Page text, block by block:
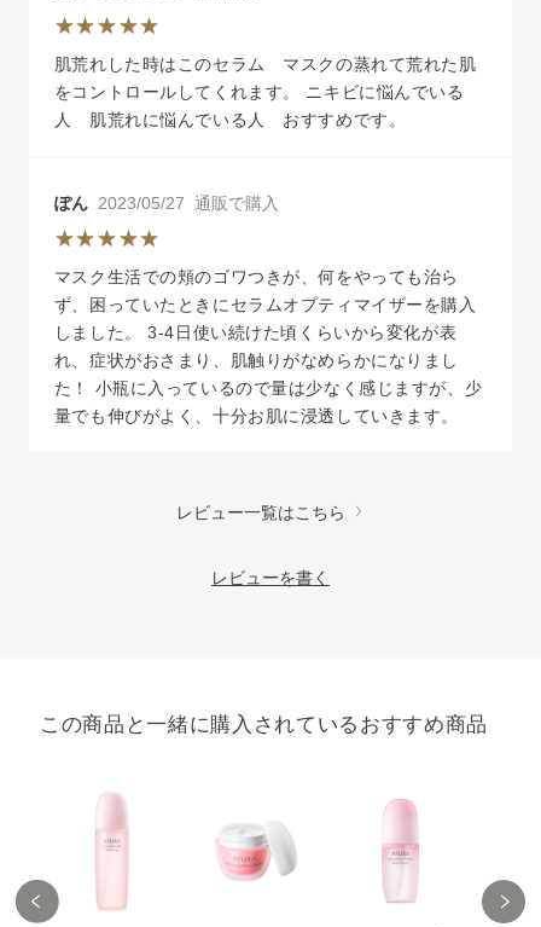
肌荒れした時はこのセラム マスクの蒸れて荒れた肌
をコントロールしてくれます。 ニキビに悩んでいる
人 肌荒れに悩んでいる人 おすすめです。
ぽん2023/05/27 通販で購入
マスク生活での頬のゴワつきが、何をやっても治ら
ず、困っていたときにセラムオプティマイザーを購入
しました。 3-4日使い続けた頃くらいから変化が表
れ、症状がおさまり、肌触りがなめらかになりまし
た！ 小瓶に入っているので量は少なく感じますが、少
量でも伸びがよく、十分お肌に浸透していきます。
レビュー一覧はこちら
レビューを書く
この商品と一緒に購入されているおすすめ商品